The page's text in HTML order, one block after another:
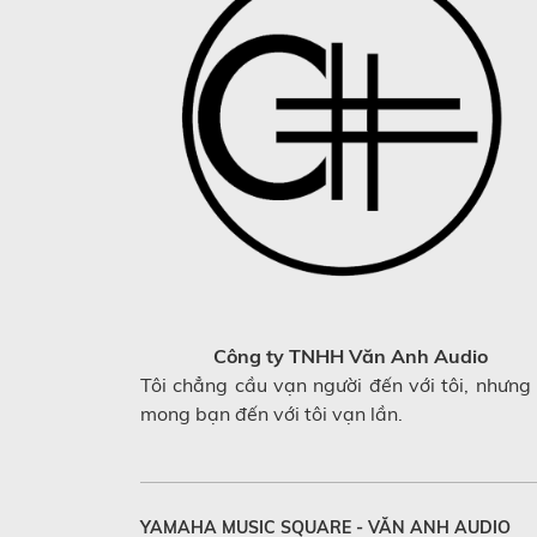
Công ty TNHH Văn Anh Audio
Tôi chẳng cầu vạn người đến với tôi, nhưng
mong bạn đến với tôi vạn lần.
YAMAHA MUSIC SQUARE - VĂN ANH AUDIO